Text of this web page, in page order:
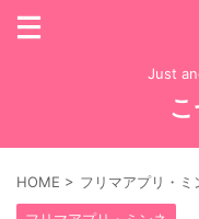
Just
HOME > フリマアプリ・ミ